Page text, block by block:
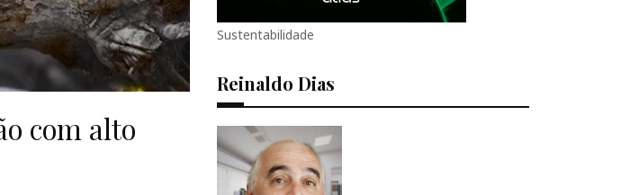
com alto
Sustentabilidade
Reinaldo Dias